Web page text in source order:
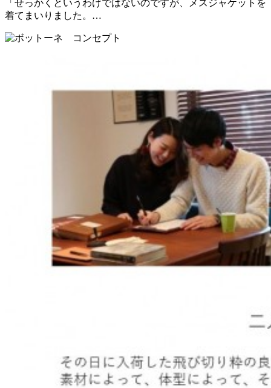
「せっかくというわけではないのですが、メスジャケットを
着てまいりました。…